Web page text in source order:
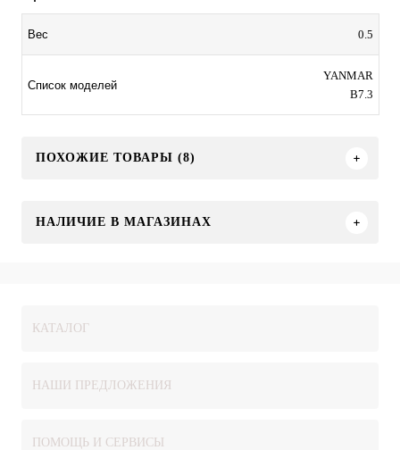
Вес 0.5
Список моделей
YANMAR
B7.3
ПОХОЖИЕ ТОВАРЫ (8)
НАЛИЧИЕ В МАГАЗИНАХ
КАТАЛОГ
НАШИ ПРЕДЛОЖЕНИЯ
ПОМОЩЬ И СЕРВИСЫ